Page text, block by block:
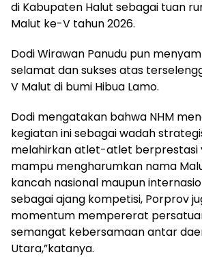
di Kabupaten Halut sebagai tuan
Malut ke-V tahun 2026.
Dodi Wirawan Panudu pun
selamat dan sukses atas
V Malut di bumi Hibua Lamo.
Dodi mengatakan bahwa NHM
kegiatan ini sebagai wadah
melahirkan atlet-atlet berprestasi
mampu mengharumkan nama
kancah nasional maupun
sebagai ajang kompetisi, Porprov
momentum mempererat
semangat kebersamaan antar
Utara,”katanya.